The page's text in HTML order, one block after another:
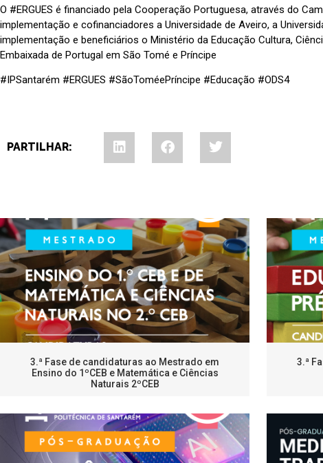
O #ERGUES é financiado pela Cooperação Portuguesa, através do
implementação e cofinanciadores a Universidade de Aveiro, a
implementação e beneficiários o Ministério da Educação Cultura,
Embaixada de Portugal em São Tomé e Príncipe
#IPSantarém #ERGUES #SãoToméePríncipe #Educação #ODS4
PARTILHAR:
3.ª Fase de candidaturas ao Mestrado em
Ensino do 1ºCEB e Matemática e Ciências
Naturais 2ºCEB
3.ª